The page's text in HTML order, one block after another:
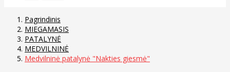
Pagrindinis
MIEGAMASIS
PATALYNĖ
MEDVILNINĖ
Medvilninė patalynė "Nakties giesmė"